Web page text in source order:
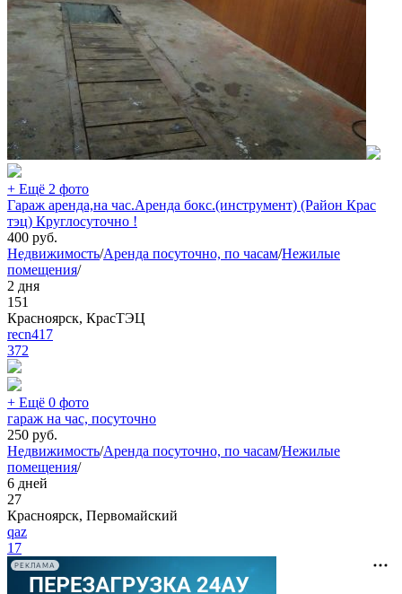
+ Ещё 2 фото
Гараж аренда,на час.Аренда бокс.(инструмент) (Район Крас
тэц) Круглосуточно !
400 руб.
Недвижимость/Аренда посуточно, по часам/Нежилые
помещения/
2 дня
151
Красноярск, КрасТЭЦ
recn417
372
+ Ещё 0 фото
гараж на час, посуточно
250 руб.
Недвижимость/Аренда посуточно, по часам/Нежилые
помещения/
6 дней
27
Красноярск, Первомайский
qaz
17
РЕКЛАМА